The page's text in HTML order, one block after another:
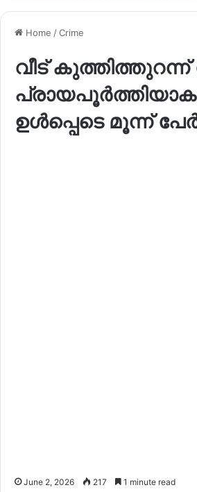
Home /Crime
വീട്
ഉൾപ്പെടെ മൂന്ന്
June 2, 2026 217 1 minute read